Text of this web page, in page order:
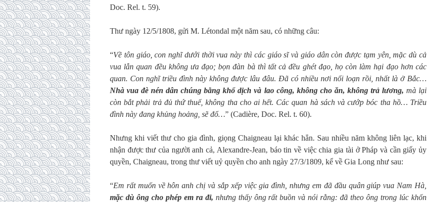
Doc. Rel. t. 59).
Thư ngày 12/5/1808, gửi M. Létondal một năm sau, có những câu:
“Về tôn giáo, con nghĩ dưới thời vua này thì các giáo sĩ và giáo dân còn được tạm yên, mặc dù cả
vua lẫn quan đều không ưa đạo; bọn đàn bà thì tất cả đều ghét đạo, họ còn làm hại đạo hơn các
quan. Con nghĩ triều đình này không được lâu đâu. Đã có nhiều nơi nổi loạn rồi, nhất là ở Bắc…
Nhà vua đè nén dân chúng bằng khổ dịch và lao công, không cho ăn, không trả lương, mà lại
còn bắt phải trả đủ thứ thuế, không tha cho ai hết. Các quan hà sách và cướp bóc tha hồ… Triều
đình này đang khủng hoảng, sẽ đổ…” (Cadière, Doc. Rel. t. 60).
Nhưng khi viết thư cho gia đình, giọng Chaigneau lại khác hẳn. Sau nhiều năm không liên lạc, khi
nhận được thư của người anh cả, Alexandre-Jean, báo tin về việc chia gia tài ở Pháp và cần giấy ủy
quyền, Chaigneau, trong thư viết uỷ quyền cho anh ngày 27/3/1809, kể về Gia Long như sau:
“Em rất muốn về hôn anh chị và sắp xếp việc gia đình, nhưng em đã đầu quân giúp vua Nam Hà,
mặc dù ông cho phép em ra đi, nhưng thấy ông rất buồn và nói rằng: đã theo ông trong lúc khốn